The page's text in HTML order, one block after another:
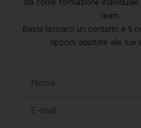
sia come formazione individuale
team.
Basta lasciarci un contatto e ti
opzioni adattate alle tue
Nome
E-mail